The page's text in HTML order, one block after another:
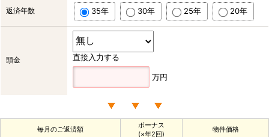
返済年数 35年 30年 25年 20年
頭金 直接入力する
万円
毎月のご返済額
ボーナス
(×年2回)
物件価格